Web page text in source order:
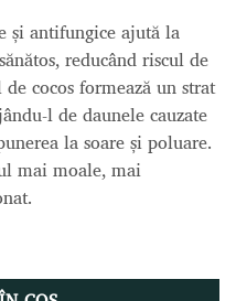
și antifungice ajută la
reducând riscul de
cocos formează un strat
l de daunele cauzate
la soare și poluare.
mai moale, mai
ÎNDREPTARE